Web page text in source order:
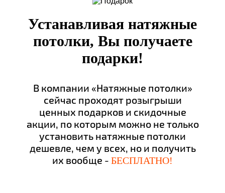
Устанавливая натяжные
потолки, Вы получаете
подарки!
В компании «Натяжные потолки»
сейчас проходят розыгрыши
ценных подарков и скидочные
акции, по которым можно не только
установить натяжные потолки
дешевле, чем у всех, но и получить
их вообще - БЕСПЛАТНО!